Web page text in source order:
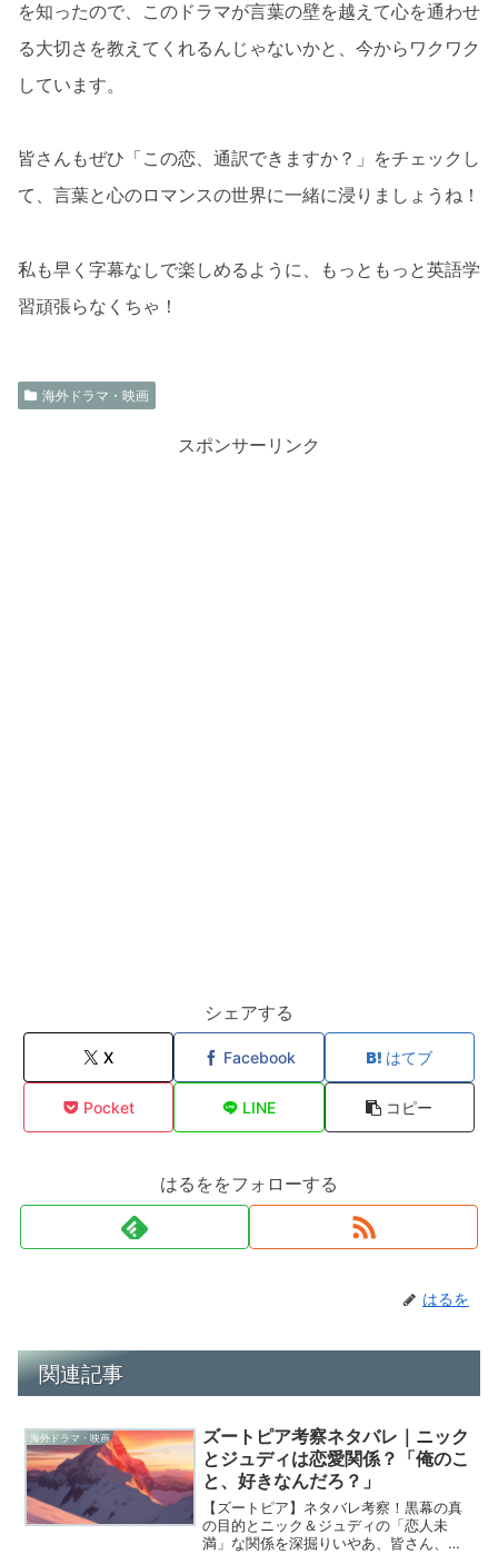
を知ったので、このドラマが言葉の壁を越えて心を通わせ
る大切さを教えてくれるんじゃないかと、今からワクワク
しています。
皆さんもぜひ「この恋、通訳できますか？」をチェックし
て、言葉と心のロマンスの世界に一緒に浸りましょうね！
私も早く字幕なしで楽しめるように、もっともっと英語学
習頑張らなくちゃ！
海外ドラマ・映画
スポンサーリンク
シェアする
X Facebook はてブ
Pocket LINE コピー
はるををフォローする
はるを
関連記事
海外ドラマ・映画
ズートピア考察ネタバレ｜ニック
とジュディは恋愛関係？「俺のこ
と、好きなんだろ？」
【ズートピア】ネタバレ考察！黒幕の真
の目的とニック＆ジュディの「恋人未
満」な関係を深掘りいやあ、皆さん、